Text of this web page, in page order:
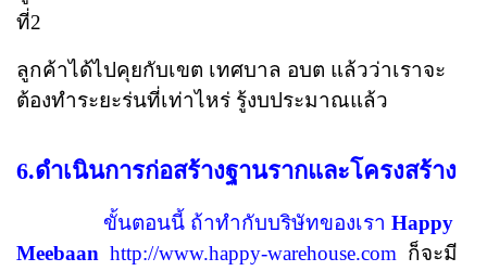
ที่2
ลูกค้าได้ไปคุยกับเขต เทศบาล อบต แล้วว่าเราจะ
ต้องทำระยะร่นที่เท่าไหร่ รู้งบประมาณแล้ว
6.ดำเนินการก่อสร้างฐานรากและโครงสร้าง
ขั้นตอนนี้ ถ้าทำกับบริษัทของเรา Happy
Meebaan http://www.happy-warehouse.com ก็จะมี